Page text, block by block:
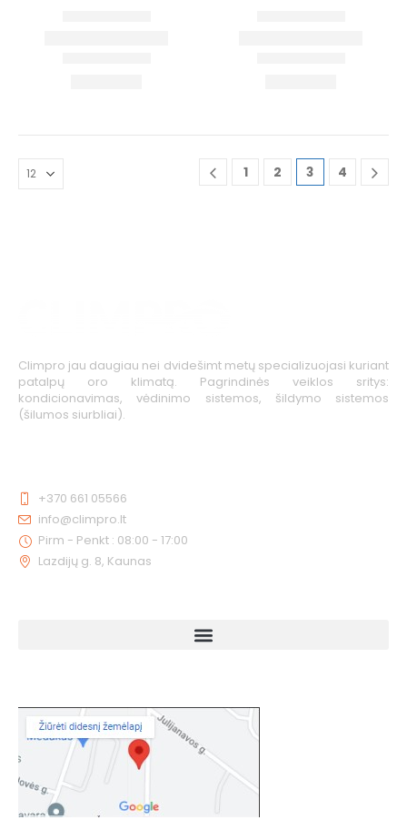
1 2 3 4
Climpro jau daugiau nei dvidešimt metų specializuojasi kuriant
patalpų oro klimatą. Pagrindinės veiklos sritys:
kondicionavimas, vėdinimo sistemos, šildymo sistemos
(šilumos siurbliai).
+370 661 05566
info@climpro.lt
Pirm - Penkt : 08:00 - 17:00
Lazdijų g. 8, Kaunas